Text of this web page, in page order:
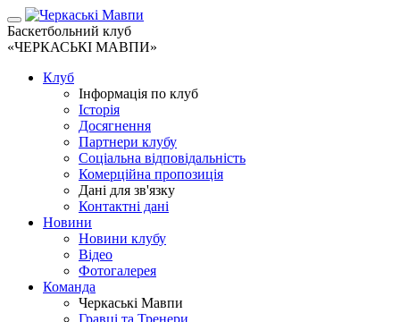
Баскетбольний клуб
«ЧЕРКАСЬКІ МАВПИ»
Клуб
Інформація по клуб
Історія
Досягнення
Партнери клубу
Соціальна відповідальність
Комерційна пропозиція
Дані для зв'язку
Контактні дані
Новини
Новини клубу
Відео
Фотогалерея
Команда
Черкаські Мавпи
Гравці та Тренери